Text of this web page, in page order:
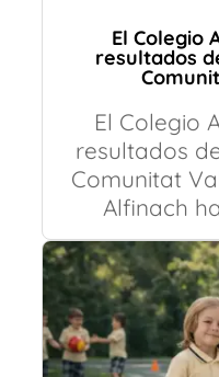
El Colegio
resultados
El Colegio
resultados
Comunitat
Alfinach